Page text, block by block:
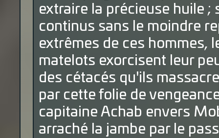
extraire la précieuse huile
continus sans le moindre
extrêmes de ces hommes,
matelots exorcisent leur
des cétacés qu'ils
par cette folie de
capitaine Achab envers
arraché la jambe par le